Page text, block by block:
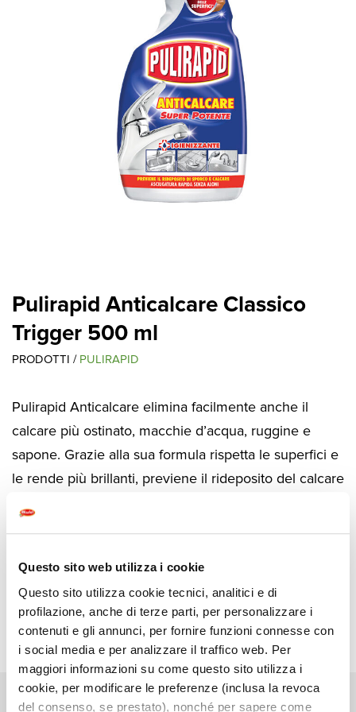
Questo sito web utilizza i cookie
Questo sito utilizza cookie tecnici, analitici e di
profilazione, anche di terze parti, per personalizzare i
contenuti e gli annunci, per fornire funzioni connesse con
i social media e per analizzare il traffico web. Per
maggiori informazioni su come questo sito utilizza i
cookie, per modificare le preferenze (inclusa la revoca
del consenso, se prestato), nonché per sapere come
Pulirapid Anticalcare Classico
Trigger 500 ml
PRODOTTI / PULIRAPID
Pulirapid Anticalcare elimina facilmente anche il
calcare più ostinato, macchie d’acqua, ruggine e
sapone. Grazie alla sua formula rispetta le superfici e
le rende più brillanti, previene il rideposito del calcare
SCARICA DOCUMENTI TECNICI